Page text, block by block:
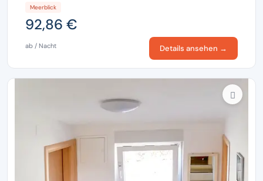
Meerblick
92,86 €
ab / Nacht Details ansehen →